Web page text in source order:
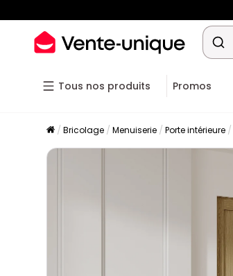
Tous nos produits Promos
Bricolage Menuiserie Porte intérieure